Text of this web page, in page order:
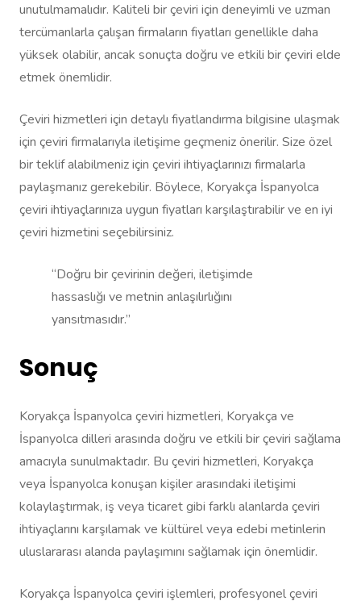
unutulmamalıdır. Kaliteli bir çeviri için deneyimli ve uzman
tercümanlarla çalışan firmaların fiyatları genellikle daha
yüksek olabilir, ancak sonuçta doğru ve etkili bir çeviri elde
etmek önemlidir.
Çeviri hizmetleri için detaylı fiyatlandırma bilgisine ulaşmak
için çeviri firmalarıyla iletişime geçmeniz önerilir. Size özel
bir teklif alabilmeniz için çeviri ihtiyaçlarınızı firmalarla
paylaşmanız gerekebilir. Böylece, Koryakça İspanyolca
çeviri ihtiyaçlarınıza uygun fiyatları karşılaştırabilir ve en iyi
çeviri hizmetini seçebilirsiniz.
“Doğru bir çevirinin değeri, iletişimde
hassaslığı ve metnin anlaşılırlığını
yansıtmasıdır.”
Sonuç
Koryakça İspanyolca çeviri hizmetleri, Koryakça ve
İspanyolca dilleri arasında doğru ve etkili bir çeviri sağlama
amacıyla sunulmaktadır. Bu çeviri hizmetleri, Koryakça
veya İspanyolca konuşan kişiler arasındaki iletişimi
kolaylaştırmak, iş veya ticaret gibi farklı alanlarda çeviri
ihtiyaçlarını karşılamak ve kültürel veya edebi metinlerin
uluslararası alanda paylaşımını sağlamak için önemlidir.
Koryakça İspanyolca çeviri işlemleri, profesyonel çeviri